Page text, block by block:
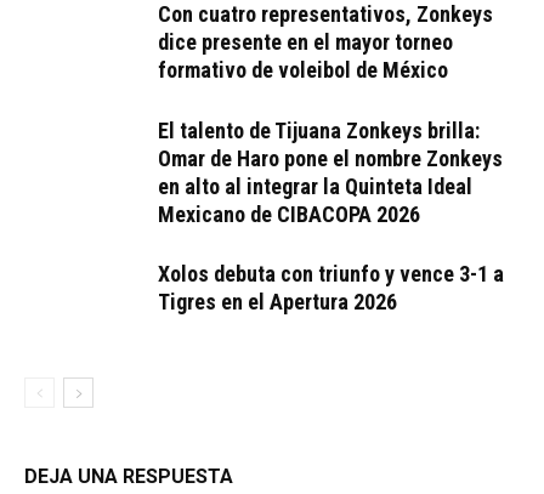
Con cuatro representativos, Zonkeys
dice presente en el mayor torneo
formativo de voleibol de México
El talento de Tijuana Zonkeys brilla:
Omar de Haro pone el nombre Zonkeys
en alto al integrar la Quinteta Ideal
Mexicano de CIBACOPA 2026
Xolos debuta con triunfo y vence 3-1 a
Tigres en el Apertura 2026
DEJA UNA RESPUESTA